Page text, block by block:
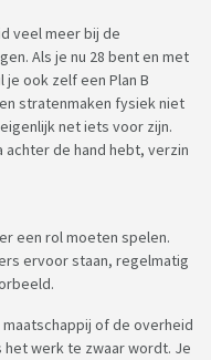
veel meer bij de
Als je nu 28 bent en met
ook zelf een Plan B
stratenmaken fysiek niet
net iets voor zijn.
achter de hand hebt, verzin
een rol moeten spelen.
ervoor staan, regelmatig
of de overheid
werk te zwaar wordt. Je